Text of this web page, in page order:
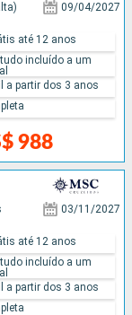
09/04/2027
988
até 12 anos
incluído a um
a partir dos 3 anos
03/11/2027
até 12 anos
incluído a um
a partir dos 3 anos